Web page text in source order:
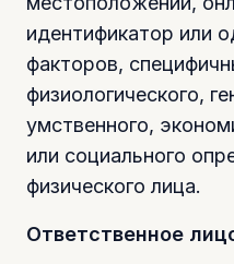
идентификатор или
факторов,
физиологического,
умственного,
или социального
физического лица.
Ответственное